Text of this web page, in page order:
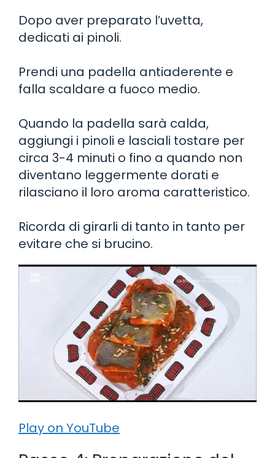
Dopo aver preparato l’uvetta,
dedicati ai pinoli.
Prendi una padella antiaderente e
falla scaldare a fuoco medio.
Quando la padella sarà calda,
aggiungi i pinoli e lasciali tostare per
circa 3-4 minuti o fino a quando non
diventano leggermente dorati e
rilasciano il loro aroma caratteristico.
Ricorda di girarli di tanto in tanto per
evitare che si brucino.
Play on YouTube